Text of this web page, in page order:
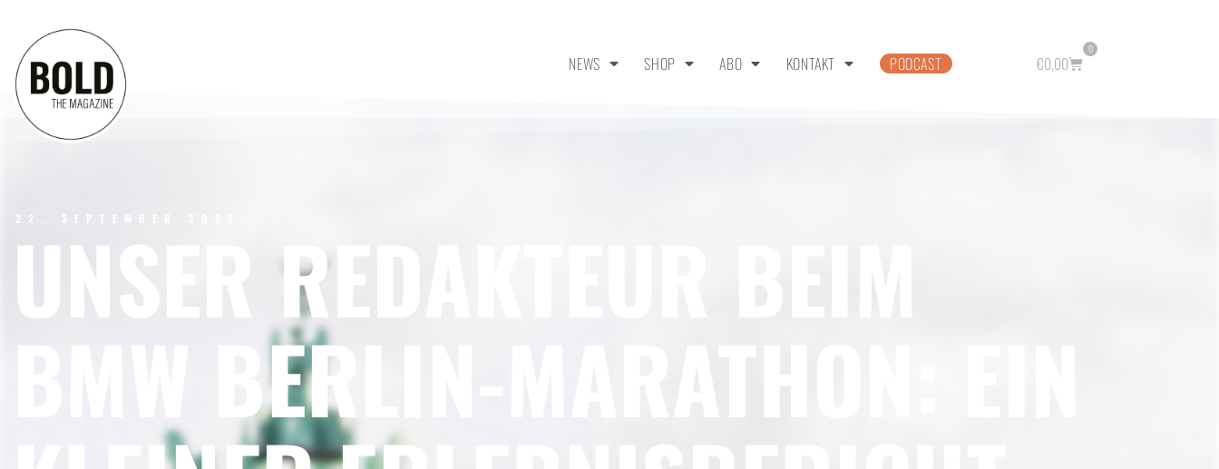
NEWS SHOP ABO KONTAKT PODCAST €0,00
0
22. SEPTEMBER 2025
UNSER REDAKTEUR BEIM
BMW BERLIN-MARATHON: EIN